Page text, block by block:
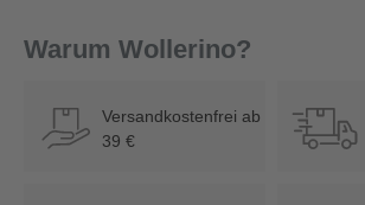
Warum Wollerino?
Versandkostenfrei ab
39 €